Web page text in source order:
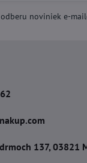
noviniek e-
137, 03821